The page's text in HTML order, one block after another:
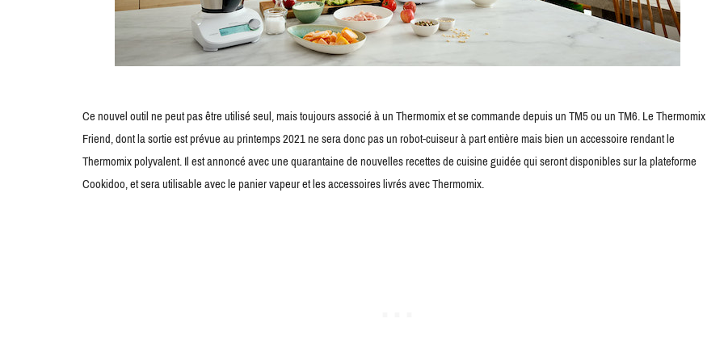
Ce nouvel outil ne peut pas être utilisé seul, mais toujours associé à un Thermomix et se commande depuis un TM5 ou un TM6. Le Thermomix
Friend, dont la sortie est prévue au printemps 2021 ne sera donc pas un robot-cuiseur à part entière mais bien un accessoire rendant le
Thermomix polyvalent. Il est annoncé avec une quarantaine de nouvelles recettes de cuisine guidée qui seront disponibles sur la plateforme
Cookidoo, et sera utilisable avec le panier vapeur et les accessoires livrés avec Thermomix.